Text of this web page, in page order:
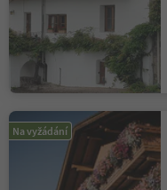
Na vyžádání